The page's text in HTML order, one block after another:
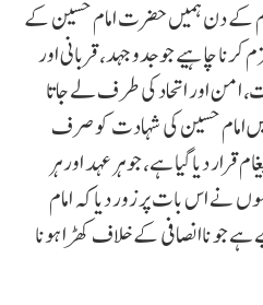
کے دن ہمیں حضرت امام حسین کے
کرنا چاہیے جو جدوجہد، قربانی اور
امن اور اتحاد کی طرف لے جاتا
امام حسین کی شہادت کو صرف
قرار دیا گیا ہے، جو ہر عہد اور ہر
نے اس بات پر زور دیا کہ امام
جو ناانصافی کے خلاف کھڑا ہونا